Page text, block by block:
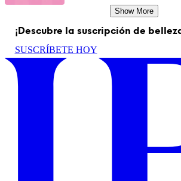
Show More
¡Descubre la suscripción de
SUSCRÍBETE HOY